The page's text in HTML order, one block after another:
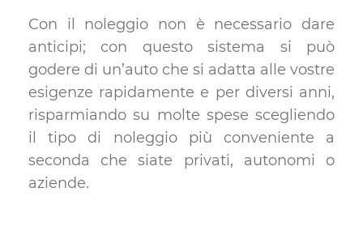
Con il noleggio non è necessario dare
anticipi; con questo sistema si può
godere di un’auto che si adatta alle vostre
esigenze rapidamente e per diversi anni,
risparmiando su molte spese scegliendo
il tipo di noleggio più conveniente a
seconda che siate privati, autonomi o
aziende.